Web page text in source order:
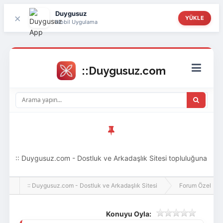
× Duygusuz
Mobil Uygulama
YÜKLE
:: Duygusuz.com - Dostluk ve Arkadaşlık Sitesi topluluğuna
hoş geldin ziyaretçi! Aramıza katılmak istersen kayıt
:: Duygusuz.com - Dostluk ve Arkadaşlık Sitesi Forum Özel
Konuyu Oyla: